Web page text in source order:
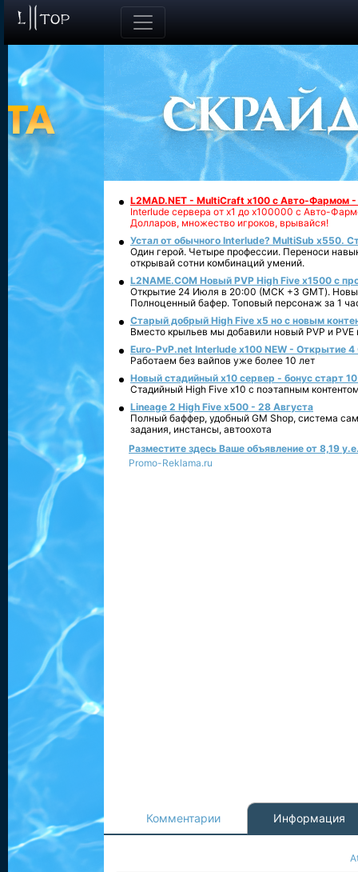
L2MAD.NET - MultiCraft x100 с Авто-Фармом
Interlude сервера от х1 до х100000 с Авто-
Долларов, множество игроков, врывайся!
Устал от обычного Interlude? MultiSub x550.
Один герой. Четыре профессии. Переноси
открывай сотни комбинаций умений.
L2NAME.COM Новый PVP High Five x1500 с
Открытие 24 Июля в 20:00 (МСК +3 GMT).
Полноценный бафер. Топовый персонаж за 1
Старый добрый High Five x5 но с новым
Вместо крыльев мы добавили новый PVP и PVE
Euro-PvP.net Interlude х100 NEW - Открытие 4
Работаем без вайпов уже более 10 лет
Новый стадийный х10 сервер - бонус старт
Стадийный High Five x10 с поэтапным
Lineage 2 High Five x500 - 28 Августа
Полный баффер, удобный GM Shop, система
задания, инстансы, автоохота
Разместите здесь Ваше объявление от 8,19
Promo-Reklama.ru
Комментарии Информация